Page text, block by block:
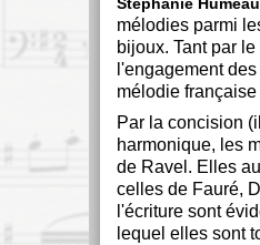
mélodies parmi
bijoux. Tant par
l'engagement
mélodie
Par la concision
harmonique, les
de Ravel. Elles
celles de Fauré,
l'écriture sont
lequel elles sont